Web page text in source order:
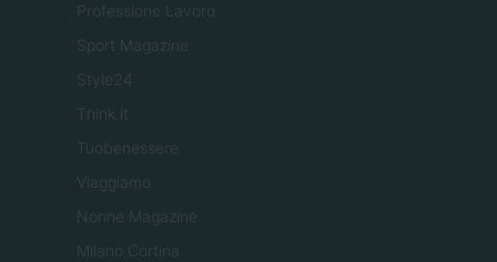
Professione Lavoro
Sport Magazine
Style24
Think.it
Tuobenessere
Viaggiamo
Nonne Magazine
Milano Cortina